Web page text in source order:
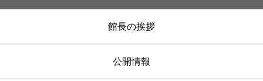
館長の挨拶
公開情報